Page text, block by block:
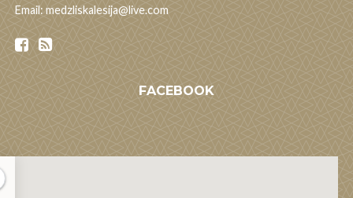
Email: medzliskalesija@live.com
FACEBOOK